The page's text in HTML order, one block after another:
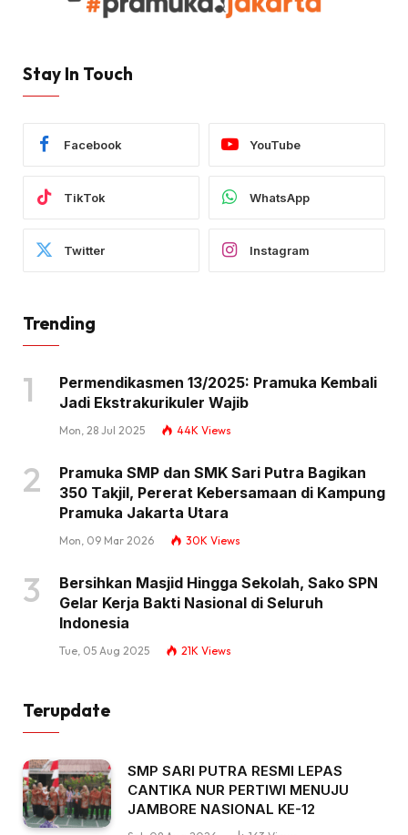
Stay In Touch
Facebook YouTube
TikTok WhatsApp
Twitter Instagram
Trending
Permendikasmen 13/2025: Pramuka Kembali
Jadi Ekstrakurikuler Wajib
Mon, 28 Jul 2025 44K Views
Pramuka SMP dan SMK Sari Putra Bagikan
350 Takjil, Pererat Kebersamaan di Kampung
Pramuka Jakarta Utara
Mon, 09 Mar 2026 30K Views
Bersihkan Masjid Hingga Sekolah, Sako SPN
Gelar Kerja Bakti Nasional di Seluruh
Indonesia
Tue, 05 Aug 2025 21K Views
Terupdate
SMP SARI PUTRA RESMI LEPAS
CANTIKA NUR PERTIWI MENUJU
JAMBORE NASIONAL KE-12